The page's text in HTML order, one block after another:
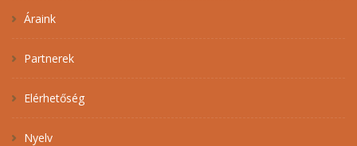
Áraink
Partnerek
Elérhetőség
Nyelv